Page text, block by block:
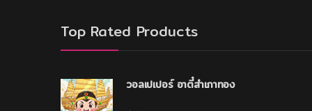
Top Rated Products
วอลเปเปอร์ อาตี๋สำเภาทอง